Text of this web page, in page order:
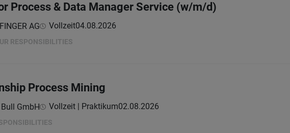
Process & Data Manager Service (w/m/d)
AG Vollzeit04.08.2026
RESPONSIBILITIES
Process Mining
Bull GmbH Vollzeit | Praktikum02.08.2026